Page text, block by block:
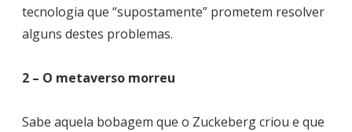
tecnologia que “supostamente” prometem resolver
alguns destes problemas.
2 – O metaverso morreu
Sabe aquela bobagem que o Zuckeberg criou e que